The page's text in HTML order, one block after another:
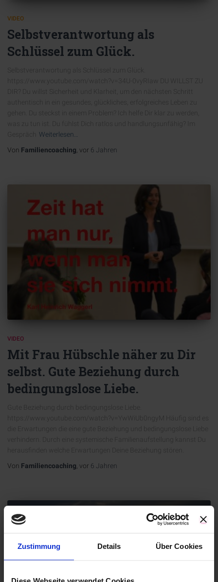
Zustimmung Details Über Cookies
VIDEO
Selbstverantwortung als
Schlüssel zum Glück.
Selbstverantwortung als Schlüssel zum Glück.
https://www.youtube.com/watch?v=34U-0vyRIaw DU WILLST ZU
DIR? Du willst Sicherheit und Klarheit, um den nächsten Schritt
authentisch in ein gesundes, glückliches, erfolgreiches Leben zu
gehen. Du steckst in einem Problem? Ich helfe Dir klar zu werden,
was zu tun ist. Du fühlst Dich ratlos und handlungsunfähig? Im
Weiterlesen…
Von Familiencoaching , vor 6 Jahren
VIDEO
Mit Frau Hübschle näher zu Dir
selbst. Gute Beziehung durch
bedingungslose Liebe.
Gute Beziehung durch bedingungslose Liebe.
https://www.youtube.com/watch?v=YwWiUb0ngyM Häufig sind es
die Erwartungen die eine gute Beziehung und bedingungslose Liebe
verhindern. Durch eine systemische Familienaufstellung kannst Du
herausfinden welche Erwartungen Deine Beziehung stören.
Von Familiencoaching, vor 6 Jahren